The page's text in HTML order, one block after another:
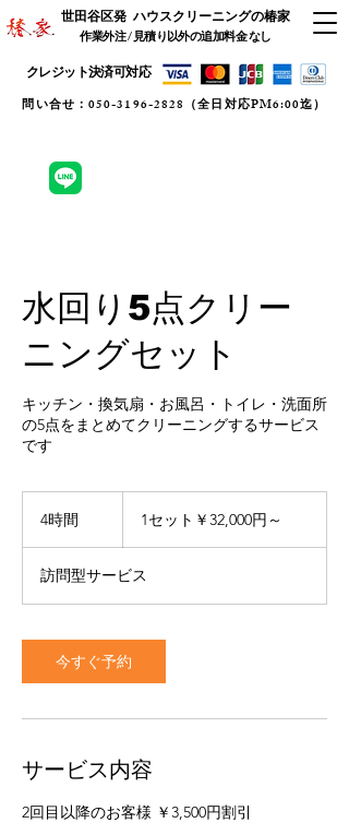
​問い合せ：050-3196-2828（全日対応PM6:00迄）
世田谷区発 ハウスクリーニングの椿家
作業外注 / 見積り以外の追加料金 なし
​クレジット決済可対応
水回り5点クリー
ニングセット
キッチン・換気扇・お風呂・トイレ・洗面所
の5点をまとめてクリーニングするサービス
です
4時間
円
1セット￥32,000円～
訪問型サービス
今すぐ予約
サービス内容
2回目以降のお客様 ￥3,500円割引